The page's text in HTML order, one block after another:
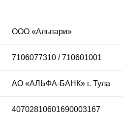
ООО «Альпари»
7106077310 / 710601001
АО «АЛЬФА-БАНК» г. Тула
40702810601690003167